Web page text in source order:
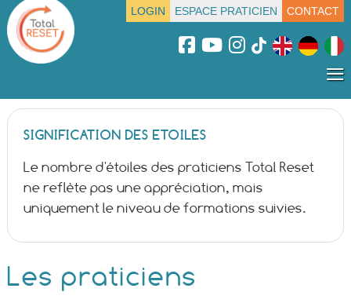
LOGIN ESPACE PRATICIEN CONTACT
≡
SIGNIFICATION DES ETOILES
Le nombre d'étoiles des praticiens Total Reset
ne reflète pas une appréciation, mais
uniquement le niveau de formations suivies.
Les praticiens